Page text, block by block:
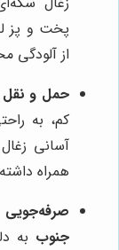
پخت و پز
از آلودگی
حمل و نقل
کم، به
آسانی
همراه
جنوب به